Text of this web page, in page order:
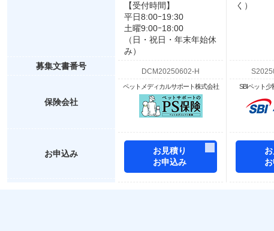
募集文書番号
保険会社
お申込み
【受付時間】
平日8:00ｰ19:30
土曜9:00ｰ18:00
（日・祝日・年末年始休
み）
ペットメディカルサポート株式会社
お見積り
お申込み
く）
SBIペット少